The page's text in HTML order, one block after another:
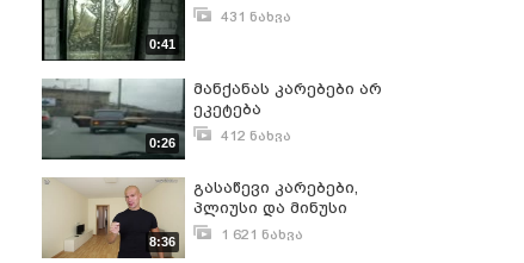
0:41
431 ნახვა
0:26
მანქანას კარებები არ
ეკეტება
412 ნახვა
8:36
გასაწევი კარებები,
პლიუსი და მინუსი
1 621 ნახვა